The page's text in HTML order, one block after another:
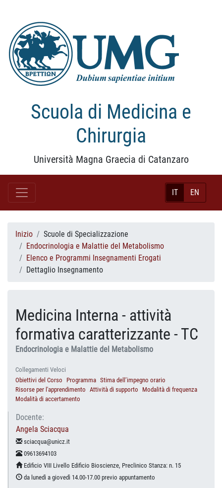
Scuola di Medicina e
Chirurgia
Università Magna Graecia di Catanzaro
IT EN
Inizio
Scuole di Specializzazione
Endocrinologia e Malattie del Metabolismo
Elenco e Programmi Insegnamenti Erogati
Dettaglio Insegnamento
Medicina Interna - attività
formativa caratterizzante - TC
Endocrinologia e Malattie del Metabolismo
Collegamenti Veloci
Obiettivi del Corso
Programma Stima dell’impegno orario
Risorse per l'apprendimento Attività di supporto
Modalità di frequenza
Modalità di accertamento
Docente:
Angela Sciacqua
sciacqua@unicz.it
09613694103
Edificio VIII Livello Edificio Bioscienze, Preclinico Stanza: n. 15
da lunedì a giovedì 14.00-17.00 previo appuntamento